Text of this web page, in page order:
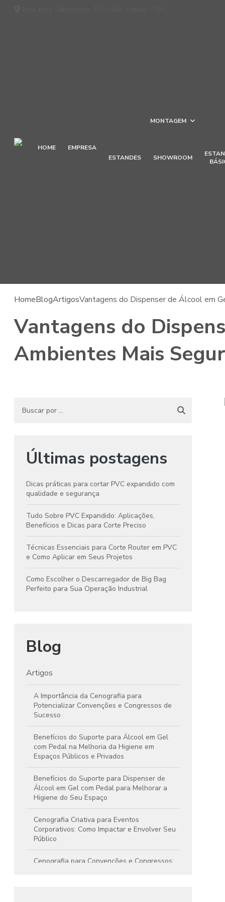
HOME EMPRESA
MONTAGEM
ESTANDES SHOWROOM
HomeBlogArtigosVantagens do Dispenser de Álcool em
Vantagens do
Ambientes Mais
Últimas postagens
Dicas práticas para cortar PVC expandido com
qualidade e segurança
Tudo Sobre PVC Expandido: Aplicações,
Benefícios e Dicas para Corte Preciso
Técnicas Essenciais para Corte Router em PVC
e Como Aplicar em Seus Projetos
Como Escolher o Descarregador de Big Bag
Perfeito para Sua Operação Industrial
Blog
Artigos
A Importância da Cenografia para
Potencializar Convenções e Congressos de
Sucesso
Benefícios do Suporte para Álcool em Gel
com Pedal na Melhoria da Higiene em
Espaços Públicos e Privados
Benefícios do Suporte para Dispenser de
Álcool em Gel com Pedal para Melhorar a
Higiene do Seu Espaço
Cenografia Criativa para Eventos
Corporativos: Como Impactar e Envolver Seu
Público
Cenografia para Convenções e Congressos: